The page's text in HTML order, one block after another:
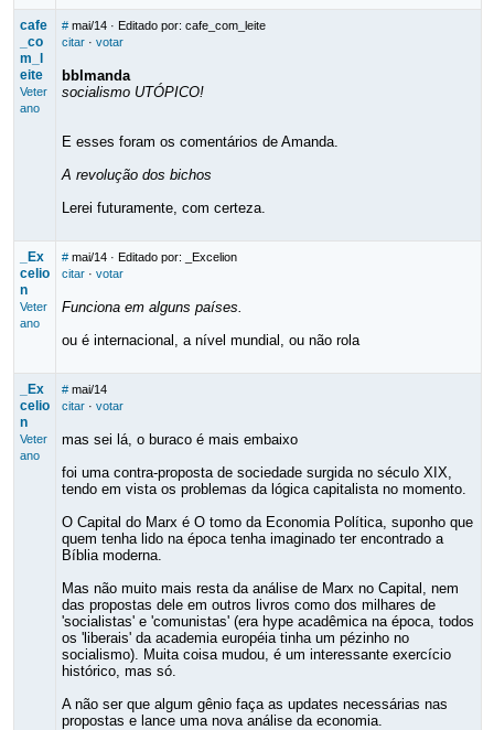
cafe
_co
m_l
eite
Veter
ano
# mai/14· Editado por: cafe_com_leite
citar· votar
bblmanda
socialismo UTÓPICO!
E esses foram os comentários de Amanda.
A revolução dos bichos
Lerei futuramente, com certeza.
_Ex
celio
n
Veter
ano
# mai/14· Editado por: _Excelion
citar· votar
Funciona em alguns países.
ou é internacional, a nível mundial, ou não rola
_Ex
celio
n
Veter
ano
# mai/14
citar· votar
mas sei lá, o buraco é mais embaixo
foi uma contra-proposta de sociedade surgida no século XIX,
tendo em vista os problemas da lógica capitalista no momento.
O Capital do Marx é O tomo da Economia Política, suponho que
quem tenha lido na época tenha imaginado ter encontrado a
Bíblia moderna.
Mas não muito mais resta da análise de Marx no Capital, nem
das propostas dele em outros livros como dos milhares de
'socialistas' e 'comunistas' (era hype acadêmica na época, todos
os 'liberais' da academia européia tinha um pézinho no
socialismo). Muita coisa mudou, é um interessante exercício
histórico, mas só.
A não ser que algum gênio faça as updates necessárias nas
propostas e lance uma nova análise da economia.